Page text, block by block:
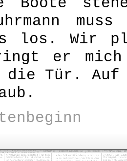
los. Wir
er
Tür. Auf